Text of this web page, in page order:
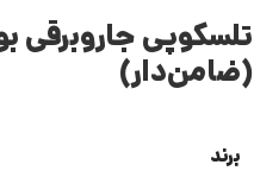
تلسکوپی
(ضامن‌دار)
برند